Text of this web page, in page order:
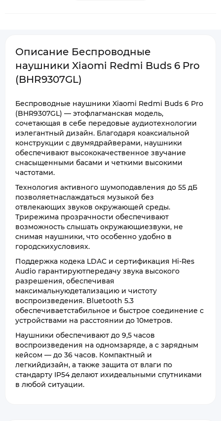
Описание Беспроводные
наушники Xiaomi Redmi Buds 6 Pro
(BHR9307GL)
Беспроводные наушники Xiaomi Redmi Buds 6 Pro
(BHR9307GL) — этофлагманская модель,
сочетающая в себе передовые аудиотехнологии
иэлегантный дизайн. Благодаря коаксиальной
конструкции с двумядрайверами, наушники
обеспечивают высококачественное звучание
снасыщенными басами и четкими высокими
частотами.
Технология активного шумоподавления до 55 дБ
позволяетнаслаждаться музыкой без
отвлекающих звуков окружающей среды.
Трирежима прозрачности обеспечивают
возможность слышать окружающиезвуки, не
снимая наушники, что особенно удобно в
городскихусловиях.
Поддержка кодека LDAC и сертификация Hi-Res
Audio гарантируютпередачу звука высокого
разрешения, обеспечивая
максимальнуюдетализацию и чистоту
воспроизведения. Bluetooth 5.3
обеспечиваетстабильное и быстрое соединение с
устройствами на расстоянии до 10метров.
Наушники обеспечивают до 9,5 часов
воспроизведения на одномзаряде, а с зарядным
кейсом — до 36 часов. Компактный и
легкийдизайн, а также защита от влаги по
стандарту IP54 делают ихидеальными спутниками
в любой ситуации.